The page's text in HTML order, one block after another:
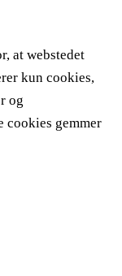
at webstedet
kun cookies,
og
cookies gemmer